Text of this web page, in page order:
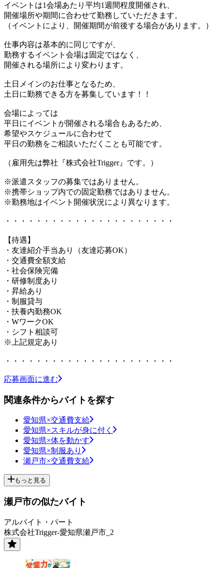
イベントは1会場あたり平均1週間程度開催され、
開催場所や期間に合わせて勤務していただきます。
（イベントにより、開催期間が前後する場合があります。）
仕事内容は基本的に同じですが、
勤務するイベント会場は固定ではなく、
開催される場所により変わります。
土日メインのお仕事となるため、
土日に勤務できる方を募集しています！！
会場によっては
平日にイベントが開催される場合もあるため、
希望やスケジュールに合わせて
平日の勤務をご相談いただくことも可能です。
（雇用先は弊社『株式会社Trigger』です。）
※派遣スタッフの募集ではありません。
※携帯ショップ内での固定勤務ではありません。
※勤務地はイベント開催状況により異なります。
・・・・・・・・・・・・・・・・・・・・・・
【待遇】
・友達紹介手当あり（友達応募OK）
・交通費全額支給
・社会保険完備
・研修制度あり
・昇給あり
・制服貸与
・扶養内勤務OK
・WワークOK
・シフト相談可
※上記規定あり
・・・・・・・・・・・・・・・・・・・・・・
応募画面に進む
関連条件からバイトを探す
愛知県×交通費支給
愛知県×スキルが身に付く
愛知県×体を動かす
愛知県×制服あり
瀬戸市×交通費支給
もっと見る
瀬戸市の似たバイト
アルバイト・パート
株式会社Trigger-愛知県瀬戸市_2